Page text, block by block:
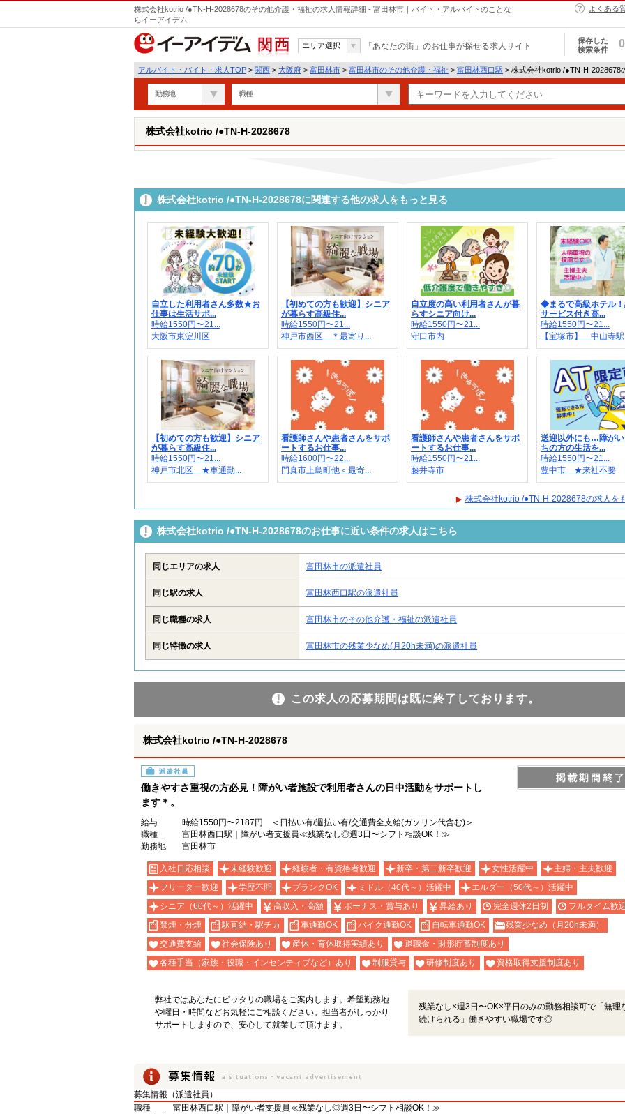
株式会社kotrio /●TN-H-2028678のその他介護・福祉の求人情報詳細 - 富田林市｜バイト・アルバイトのことな
らイーアイデム
よくある
関西
エリア選択 「あなたの街」のお仕事が探せる求人サイト
保存した
検索条件
0
アルバイト・バイト・求人TOP > 関西 > 大阪府 > 富田林市 > 富田林市のその他介護・福祉 > 富田林西口駅 > 株式会社kotrio /●TN-H-2028678
勤務地 職種
株式会社kotrio /●TN-H-2028678
株式会社kotrio /●TN-H-2028678に関連する他の求人をもっと見る
自立した利用者さん多数★お
仕事は生活サポ...
時給1550円〜21...
大阪市東淀川区
【初めての方も歓迎】シニア
が暮らす高級住...
時給1550円〜21...
神戸市西区 ＊最寄り...
自立度の高い利用者さんが暮
らすシニア向け...
時給1550円〜21...
守口市内
◆まるで高級ホテル
サービス付き高...
時給1550円〜21...
【宝塚市】 中山寺駅
【初めての方も歓迎】シニア
が暮らす高級住...
時給1550円〜21...
神戸市北区 ★車通勤...
看護師さんや患者さんをサポ
ートするお仕事...
時給1600円〜22...
門真市上島町他＜最寄...
看護師さんや患者さんをサポ
ートするお仕事...
時給1550円〜21...
藤井寺市
送迎以外にも…障が
ちの方の生活を...
時給1550円〜21...
豊中市 ★来社不要
株式会社kotrio /●TN-H-2028678の求人を
株式会社kotrio /●TN-H-2028678のお仕事に近い条件の求人はこちら
同じエリアの求人 富田林市の派遣社員
同じ駅の求人 富田林西口駅の派遣社員
同じ職種の求人 富田林市のその他介護・福祉の派遣社員
同じ特徴の求人 富田林市の残業少なめ(月20h未満)の派遣社員
この求人の応募期間は既に終了しております。
株式会社kotrio /●TN-H-2028678
派遣社員
働きやすさ重視の方必見！障がい者施設で利用者さんの日中活動をサポートし
ます＊。
給与
時給1550円〜2187円 ＜日払い有/週払い有/交通費全支給(ガソリン代含む)＞
職種
富田林西口駅｜障がい者支援員≪残業なし◎週3日〜シフト相談OK！≫
勤務地
富田林市
入社日応相談 未経験歓迎 経験者・有資格者歓迎 新卒・第二新卒歓迎 女性活躍中
主婦・主夫歓迎
フリーター歓迎
学歴不問 ブランクOK ミドル（40代～）活躍中
エルダー（50代～）活躍中
シニア（60代～）活躍中
高収入・高額 ボーナス・賞与あり 昇給あり 完全週休2日制
フルタイム歓
禁煙・分煙
駅直結・駅チカ 車通勤OK バイク通勤OK 自転車通勤OK
残業少なめ（月20h未満）
交通費支給
社会保険あり 産休・育休取得実績あり
退職金・財形貯蓄制度あり
各種手当（家族・役職・インセンティブなど）あり
制服貸与 研修制度あり 資格取得支援制度あり
弊社ではあなたにピッタリの職場をご案内します。希望勤務地
や曜日・時間などお気軽にご相談ください。担当者がしっかり
サポートしますので、安心して就業して頂けます。
残業なし×週3日〜OK×平日のみの勤務相談可で「無理
続けられる」働きやすい職場です◎
募集情報（派遣社員）
職種
富田林西口駅｜障がい者支援員≪残業なし◎週3日〜シフト相談OK！≫